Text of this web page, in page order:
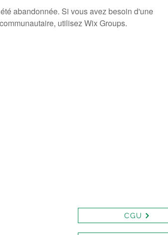
abandonnée. Si vous avez besoin d'une
utilisez Wix Groups.
CGU